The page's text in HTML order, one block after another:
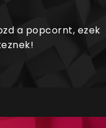
a popcornt, ezek